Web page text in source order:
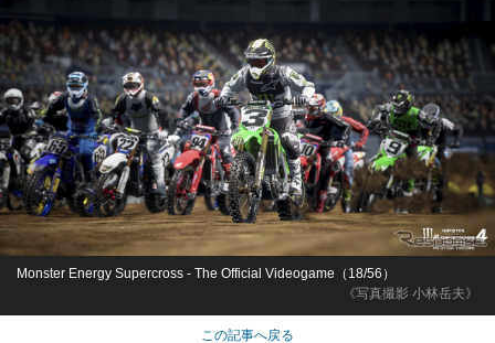
《写真撮影 小林岳夫》
Monster Energy Supercross - The Official Videogame（18/56）
この記事へ戻る